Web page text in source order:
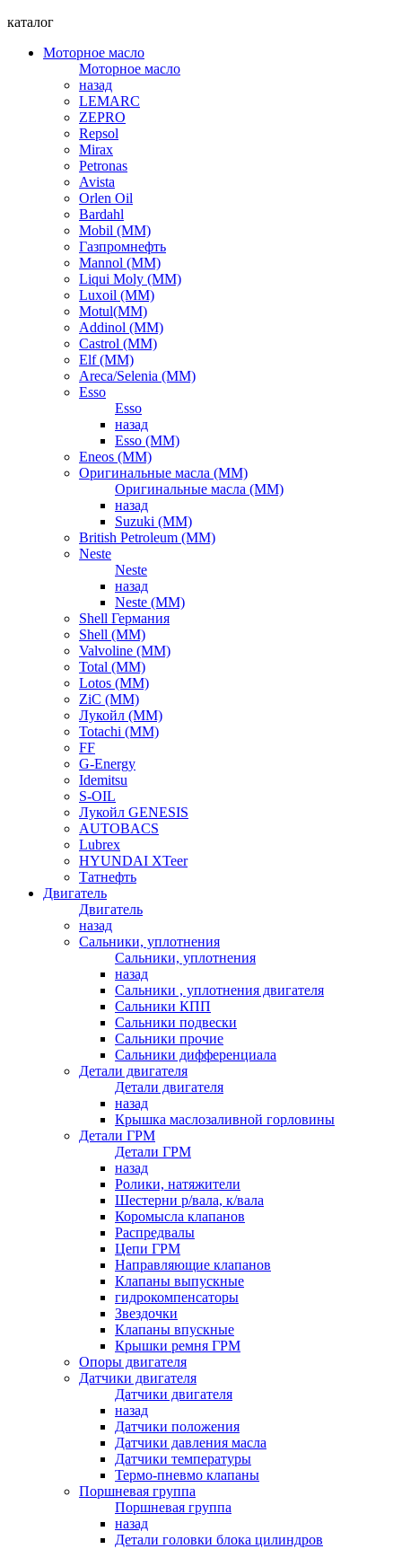
каталог
Моторное масло
Моторное масло
назад
LEMARC
ZEPRO
Repsol
Mirax
Petronas
Avista
Orlen Oil
Bardahl
Mobil (ММ)
Газпромнефть
Mannol (ММ)
Liqui Moly (ММ)
Luxoil (ММ)
Motul(ММ)
Addinol (ММ)
Castrol (ММ)
Elf (ММ)
Areca/Selenia (ММ)
Esso
Esso
назад
Esso (ММ)
Eneos (ММ)
Оригинальные масла (ММ)
Оригинальные масла (ММ)
назад
Suzuki (ММ)
British Petroleum (ММ)
Neste
Neste
назад
Neste (ММ)
Shell Германия
Shell (ММ)
Valvoline (ММ)
Total (ММ)
Lotos (ММ)
ZiC (ММ)
Лукойл (ММ)
Totachi (MM)
FF
G-Energy
Idemitsu
S-OIL
Лукойл GENESIS
AUTOBACS
Lubrex
HYUNDAI XTeer
Татнефть
Двигатель
Двигатель
назад
Сальники, уплотнения
Сальники, уплотнения
назад
Сальники , уплотнения двигателя
Сальники КПП
Сальники подвески
Сальники прочие
Сальники дифференциала
Детали двигателя
Детали двигателя
назад
Крышка маслозаливной горловины
Детали ГРМ
Детали ГРМ
назад
Ролики, натяжители
Шестерни р/вала, к/вала
Коромысла клапанов
Распредвалы
Цепи ГРМ
Направляющие клапанов
Клапаны выпускные
гидрокомпенсаторы
Звездочки
Клапаны впускные
Крышки ремня ГРМ
Опоры двигателя
Датчики двигателя
Датчики двигателя
назад
Датчики положения
Датчики давления масла
Датчики температуры
Термо-пневмо клапаны
Поршневая группа
Поршневая группа
назад
Детали головки блока цилиндров